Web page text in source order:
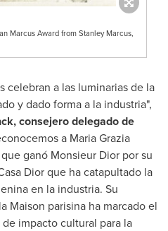
Marcus Award from Stanley Marcus,
celebran a las luminarias de la
y dado forma a la industria",
, consejero delegado de
a Maria Grazia
ganó Monsieur Dior por su
Dior que ha catapultado la
en la industria. Su
Maison parisina ha marcado el
impacto cultural para la